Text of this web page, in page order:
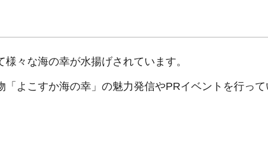
々な海の幸が水揚げされています。
よこすか海の幸」の魅力発信やPRイベントを行って